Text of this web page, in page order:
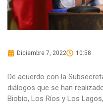
Diciembre 7, 2022 10:58
De acuerdo con la
diálogos que se han
Biobío, Los Ríos y Los